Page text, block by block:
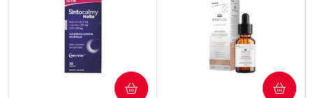
COMPRAR COMPRAR